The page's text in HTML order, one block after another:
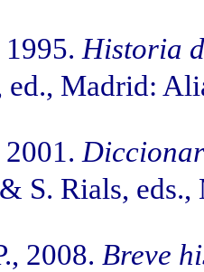
Historia
ed., Madrid:
S. Rials,
2008. Breve